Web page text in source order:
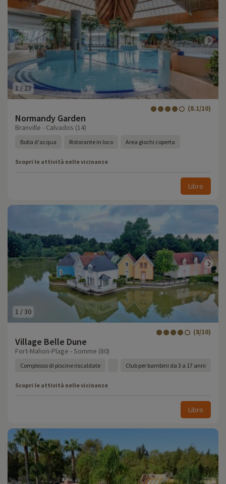
1 / 23
Normandy Garden
(8.1/10)
Branville - Calvados (14)
Bolla d'acqua Ristorante in loco Area giochi coperta
Scopri le attività nelle vicinanze
Libro
1 /30
Village Belle Dune
(8/10)
Fort-Mahon-Plage - Somme (80)
Complesso di piscine riscaldate Club per bambini da 3 a 17 anni
Scopri le attività nelle vicinanze
Libro